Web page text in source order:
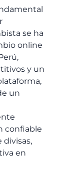
se ha
online
y un
un
confiable
divisas,
en